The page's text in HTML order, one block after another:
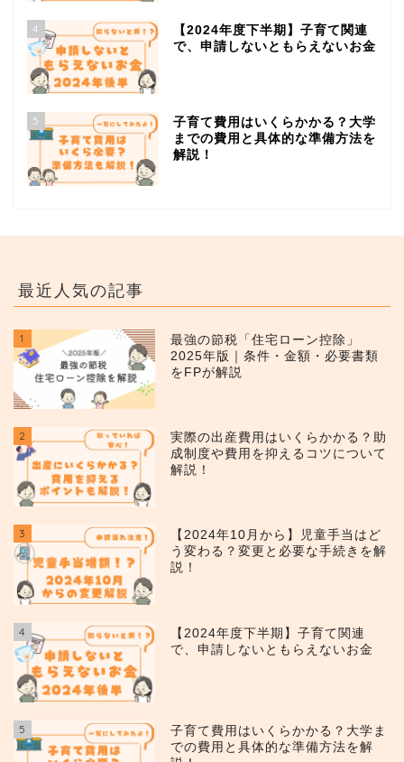
4
【2024年度下半期】子育て関連
で、申請しないともらえないお金
5
子育て費用はいくらかかる？大学
までの費用と具体的な準備方法を
解説！
最近人気の記事
1
最強の節税「住宅ローン控除」
2025年版｜条件・金額・必要書類
をFPが解説
2
実際の出産費用はいくらかかる？助
成制度や費用を抑えるコツについて
解説！
3
【2024年10月から】児童手当はど
う変わる？変更と必要な手続きを解
説！
4
【2024年度下半期】子育て関連
で、申請しないともらえないお金
5
子育て費用はいくらかかる？大学ま
での費用と具体的な準備方法を解